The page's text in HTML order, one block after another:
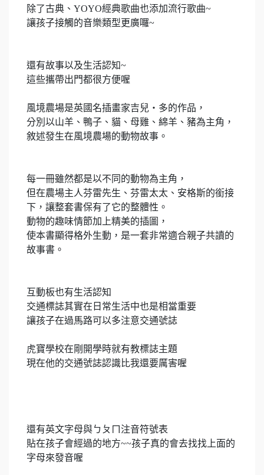
除了古典、YOYO經典歌曲也添加流行歌曲~
讓孩子接觸的音樂類型更廣囉~
還有故事以及生活認知~
這些攜帶出門都很方便喔
風境農場是英國名插畫家吉兒‧多的作品，
分別以山羊、鴨子、貓、母雞、綿羊、豬為主角，
敘述發生在風境農場的動物故事。
每一冊雖然都是以不同的動物為主角，
但在農場主人芬雷先生、芬雷太太、安格斯的銜接
下，讓整套書保有了它的整體性。
動物的趣味情節加上精美的插圖，
使本書顯得格外生動，是一套非常適合親子共讀的
故事書。
互動板也有生活認知
交通標誌其實在日常生活中也是相當重要
讓孩子在過馬路可以多注意交通號誌
虎寶學校在剛開學時就有教標誌主題
現在他的交通號誌認識比我還要厲害喔
還有英文字母與ㄅㄆㄇ注音符號表
貼在孩子會經過的地方~~孩子真的會去找找上面的
字母來發音喔